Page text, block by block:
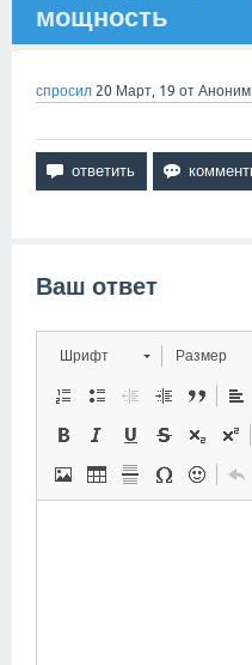
мощность
спросил 20 Март, 19 от Аноним
Ваш ответ
Шрифт Размер